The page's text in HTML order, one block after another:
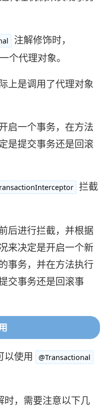
注解修饰时，
个代理对象。
上是调用了代理对象
启一个事务，在方法
是提交事务还是回滚
拦截
后进行拦截，并根据
来决定是开启一个新
事务，并在方法执行
交事务还是回滚事
以使用 @Transactional
时，需要注意以下几